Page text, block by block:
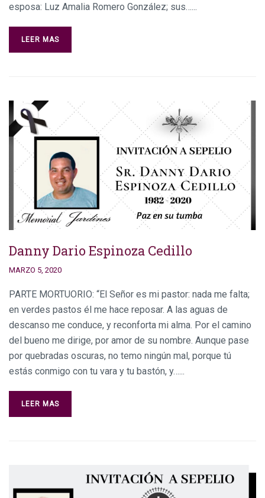
esposa: Luz Amalia Romero González; sus…...
LEER MAS
Danny Dario Espinoza Cedillo
MARZO 5, 2020
PARTE MORTUORIO: “El Señor es mi pastor: nada me falta;
en verdes pastos él me hace reposar. A las aguas de
descanso me conduce, y reconforta mi alma. Por el camino
del bueno me dirige, por amor de su nombre. Aunque pase
por quebradas oscuras, no temo ningún mal, porque tú
estás conmigo con tu vara y tu bastón, y…...
LEER MAS